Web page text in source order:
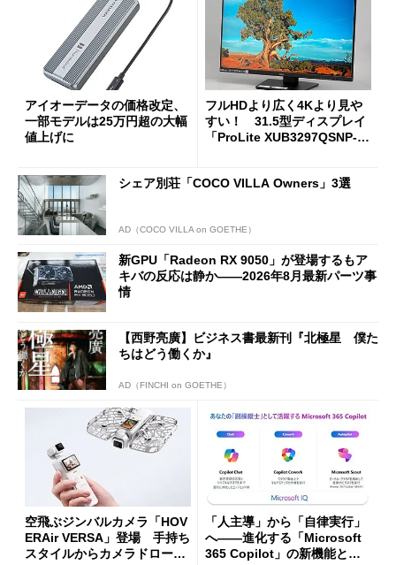
アイオーデータの価格改定、
一部モデルは25万円超の大幅
値上げに
フルHDより広く4Kより見や
すい！ 31.5型ディスプレイ
「ProLite XUB3297QSNP-B
シェア別荘「COCO VILLA Owners」3選
AD（COCO VILLA on GOETHE）
新GPU「Radeon RX 9050」が登場するもア
キバの反応は静か――2026年8月最新パーツ事
情
【西野亮廣】ビジネス書最新刊『北極星 僕た
ちはどう働くか』
AD（FINCHI on GOETHE）
空飛ぶジンバルカメラ「HOV
ERAir VERSA」登場 手持ち
スタイルからカメラドローン
「人主導」から「自律実行」
へ――進化する「Microsoft
365 Copilot」の新機能とエ